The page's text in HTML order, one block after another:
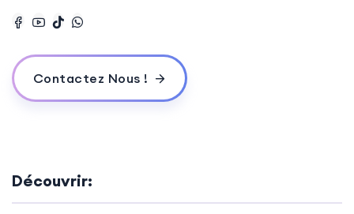
Contactez Nous !
Découvrir: